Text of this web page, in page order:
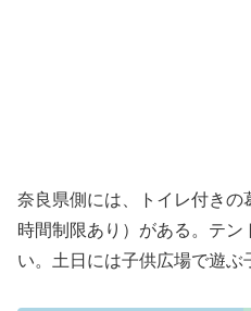
奈良県側には、トイレ付きの
時間制限あり）がある。テン
い。土日には子供広場で遊ぶ